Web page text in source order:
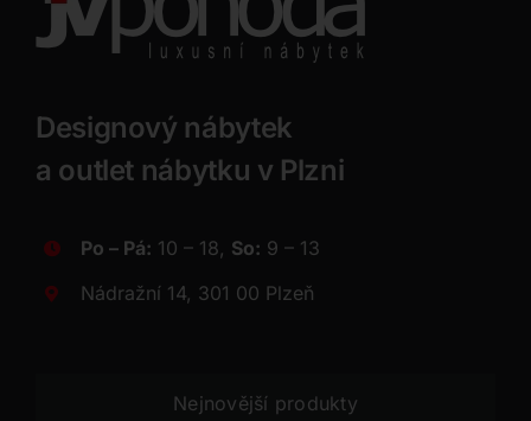
Designový nábytek
a outlet nábytku v Plzni
Po – Pá: 10 – 18, So: 9 – 13
Nádražní 14, 301 00 Plzeň
Nejnovější produkty